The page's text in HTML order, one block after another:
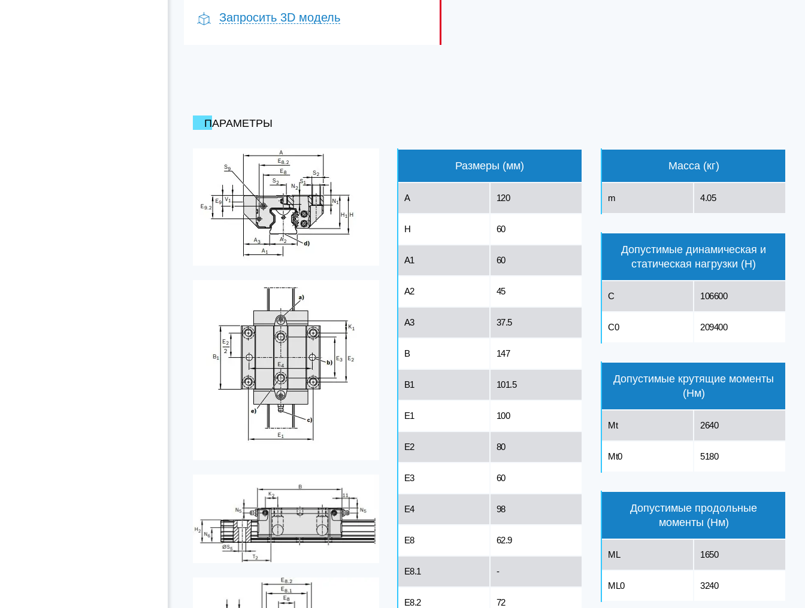
Запросить 3D модель
ПАРАМЕТРЫ
Размеры (мм)
A 120
H 60
A1 60
A2 45
A3 37.5
B 147
B1 101.5
E1 100
E2 80
E3 60
Е4 98
E8 62.9
Е8.1 -
E8.2 72
Масса (кг)
m 4.05
Допустимые динамическая и
статическая нагрузки (Н)
C 106600
C0 209400
Допустимые крутящие моменты
(Нм)
Mt 2640
Mt0 5180
Допустимые продольные
моменты (Нм)
ML 1650
ML0 3240